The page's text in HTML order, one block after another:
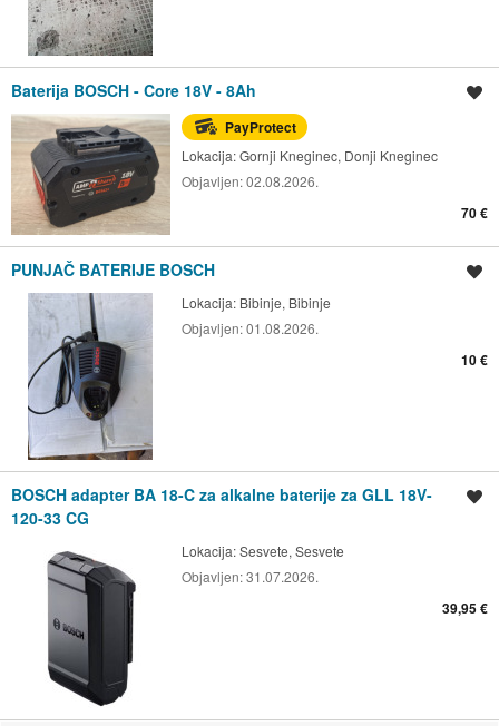
Baterija BOSCH - Core 18V - 8Ah
PayProtect
Lokacija:Gornji Kneginec, Donji Kneginec
Objavljen:02.08.2026.
70 €
PUNJAČ BATERIJE BOSCH
Lokacija: Bibinje, Bibinje
Objavljen:01.08.2026.
10 €
BOSCH adapter BA 18-C za alkalne baterije za GLL 18V-
120-33 CG
Lokacija:Sesvete, Sesvete
Objavljen:31.07.2026.
39,95 €